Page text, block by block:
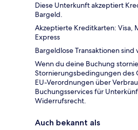
Diese Unterkunft akzeptiert
Bargeld.
Akzeptierte Kreditkarten: Visa,
Express
Bargeldlose Transaktionen sind
Wenn du deine Buchung
Stornierungsbedingungen des
EU-Verordnungen über
Buchungsservices für
Widerrufsrecht.
Auch bekannt als